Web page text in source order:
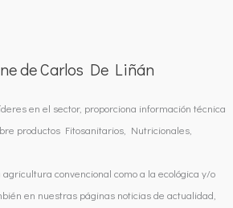
de Carlos De Liñán
en el sector, proporciona información técnica
productos Fitosanitarios, Nutricionales,
agricultura convencional como a la ecológica y/o
en nuestras páginas noticias de actualidad,